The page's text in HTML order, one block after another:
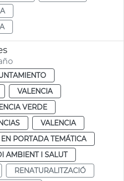
VALENCIA
VERDE
VALENCIA
EN PORTADA TEMÁTICA
AMBIENT I SALUT
RENATURALITZACIÓ